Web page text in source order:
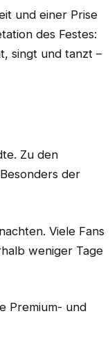
und einer Prise
des Festes:
singt und tanzt –
Zu den
der
Viele Fans
weniger Tage
Premium- und